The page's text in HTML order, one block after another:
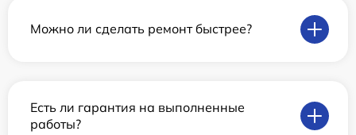
Можно ли сделать ремонт быстрее?
Есть ли гарантия на выполненные
работы?